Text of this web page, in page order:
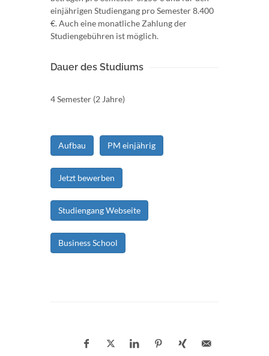
einjährigen Studiengang pro Semester 8.400
€. Auch eine monatliche Zahlung der
Studiengebühren ist möglich.
Dauer des Studiums
4 Semester (2 Jahre)
Aufbau PM einjährig
Jetzt bewerben
Studiengang Webseite
Business School